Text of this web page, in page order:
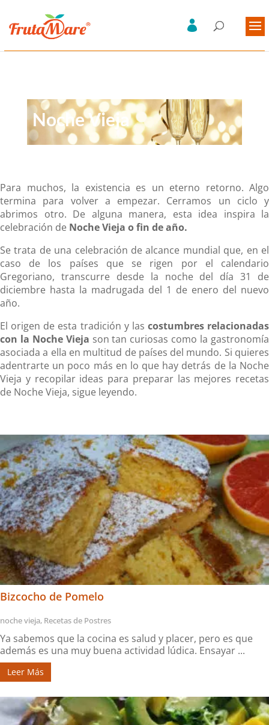
Noche Vieja
Para muchos, la existencia es un eterno retorno. Algo
termina para volver a empezar. Cerramos un ciclo y
abrimos otro. De alguna manera, esta idea inspira la
celebración de Noche Vieja o fin de año.
Se trata de una celebración de alcance mundial que, en el
caso de los países que se rigen por el calendario
Gregoriano, transcurre desde la noche del día 31 de
diciembre hasta la madrugada del 1 de enero del nuevo
año.
El origen de esta tradición y las costumbres relacionadas
con la Noche Vieja son tan curiosas como la gastronomía
asociada a ella en multitud de países del mundo. Si quieres
adentrarte un poco más en lo que hay detrás de la Noche
Vieja y recopilar ideas para preparar las mejores recetas
de Noche Vieja, sigue leyendo.
Bizcocho de Pomelo
noche vieja, Recetas de Postres
Ya sabemos que la cocina es salud y placer, pero es que
además es una muy buena actividad lúdica. Ensayar ...
Leer Más